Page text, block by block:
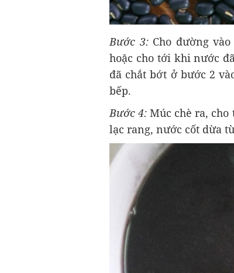
Bước 3: Cho đường
hoặc cho tới khi nước
đã chắt bớt ở bước 2
bếp.
Bước 4: Múc chè ra,
lạc rang, nước cốt dừa